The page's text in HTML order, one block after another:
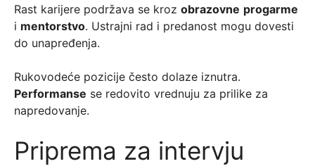
Rast karijere podržava se kroz obrazovne progarme
i mentorstvo. Ustrajni rad i predanost mogu dovesti
do unapređenja.
Rukovodeće pozicije često dolaze iznutra.
Performanse se redovito vrednuju za prilike za
napredovanje.
Priprema za intervju